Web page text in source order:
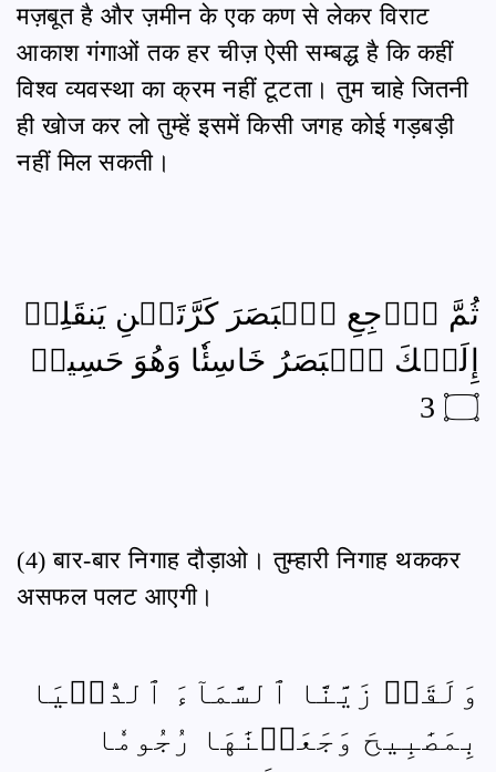
मज़बूत है और ज़मीन के एक कण से लेकर विराट
आकाश गंगाओं तक हर चीज़ ऐसी सम्बद्ध है कि कहीं
विश्व व्यवस्था का क्रम नहीं टूटता। तुम चाहे जितनी
ही खोज कर लो तुम्हें इसमें किसी जगह कोई गड़बड़ी
नहीं मिल सकती।
ثُمَّ ٱرۡجِعِ ٱلۡبَصَرَ كَرَّتَيۡنِ يَنقَلِبۡ
إِلَيۡكَ ٱلۡبَصَرُ خَاسِئٗا وَهُوَ حَسِيرٞ
۝ 3
(4) बार-बार निगाह दौड़ाओ। तुम्हारी निगाह थककर
असफल पलट आएगी।
وَلَقَدۡ زَيَّنَّا ٱلسَّمَآءَ ٱلدُّنۡيَا
بِمَصَٰبِيحَ وَجَعَلۡنَٰهَا رُجُومٗا